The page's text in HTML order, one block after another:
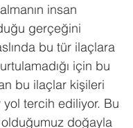
insan
gerçeğini
bu tür ilaçlara
için bu
bu ilaçlar kişileri
tercih ediliyor. Bu
doğayla